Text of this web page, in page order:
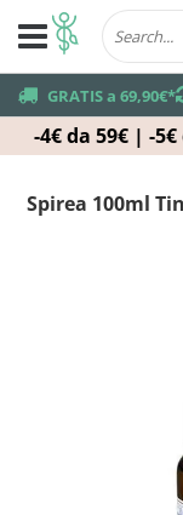
-4€ da 59€ | -
truck GRATIS a 69,90€*returns
Spirea 100ml